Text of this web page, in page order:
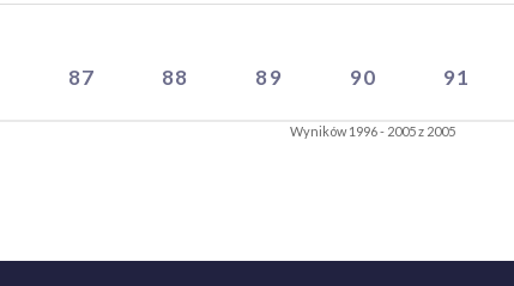
87 88 89 90 91
Wyników 1996 - 2005 z 2005